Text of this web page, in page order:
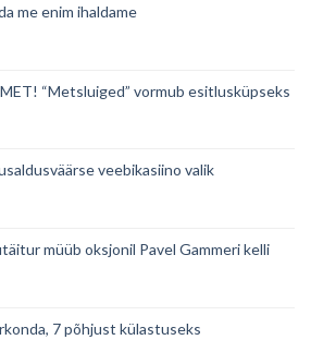
me enim ihaldame
“Metsluiged” vormub esitlusküpseks
veebikasiino valik
müüb oksjonil Pavel Gammeri kelli
7 põhjust külastuseks